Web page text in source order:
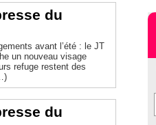
du
avant l’été : le JT
un nouveau visage
du